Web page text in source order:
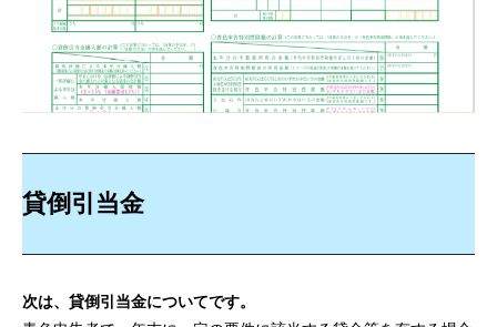
貸倒引当金
次は、貸倒引当金についてです。